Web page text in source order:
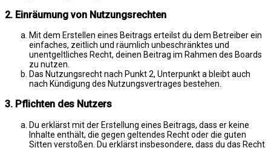
2. Einräumung von Nutzungsrechten
Mit dem Erstellen eines Beitrags erteilst du dem Betreiber ein
einfaches, zeitlich und räumlich unbeschränktes und
unentgeltliches Recht, deinen Beitrag im Rahmen des Boards
zu nutzen.
Das Nutzungsrecht nach Punkt 2, Unterpunkt a bleibt auch
nach Kündigung des Nutzungsvertrages bestehen.
3. Pflichten des Nutzers
Du erklärst mit der Erstellung eines Beitrags, dass er keine
Inhalte enthält, die gegen geltendes Recht oder die guten
Sitten verstoßen. Du erklärst insbesondere, dass du das Recht